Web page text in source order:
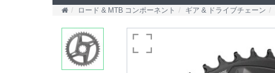
ロード & MTB コンポーネント ギア & ドライブチェーン